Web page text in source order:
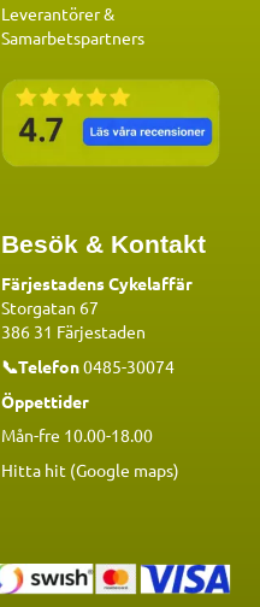
Leverantörer &
Samarbetspartners
Besök & Kontakt
Färjestadens Cykelaffär
Storgatan 67
386 31 Färjestaden
📞Telefon0485-30074
Öppettider
Mån-fre 10.00-18.00
Hitta hit (Google maps)